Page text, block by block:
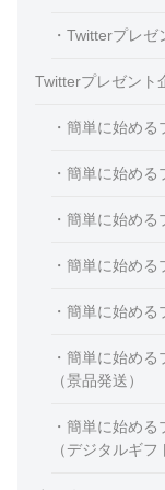
・Twitterプレ
Twitterプレゼント
・簡単に始め
・簡単に始め
・簡単に始め
・簡単に始め
・簡単に始め
・簡単に始め
（景品発送）
・簡単に始め
（デジタルギフ